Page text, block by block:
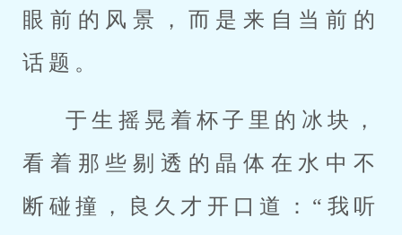
眼前的风景，而是来自当前的
话题。
于生摇晃着杯子里的冰块，
看着那些剔透的晶体在水中不
断碰撞，良久才开口道：“我听